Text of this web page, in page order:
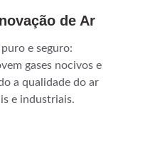
de Ar
e seguro:
gases nocivos e
a qualidade do ar
e industriais.